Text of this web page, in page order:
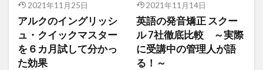
2021年11月25日
アルクのイングリッシ
ュ・クイックマスター
を６カ月試して分かっ
た効果
2021年11月14日
英語の発音矯正 スクー
ル 7社徹底比較 ～実際
に受講中の管理人が語
る！～